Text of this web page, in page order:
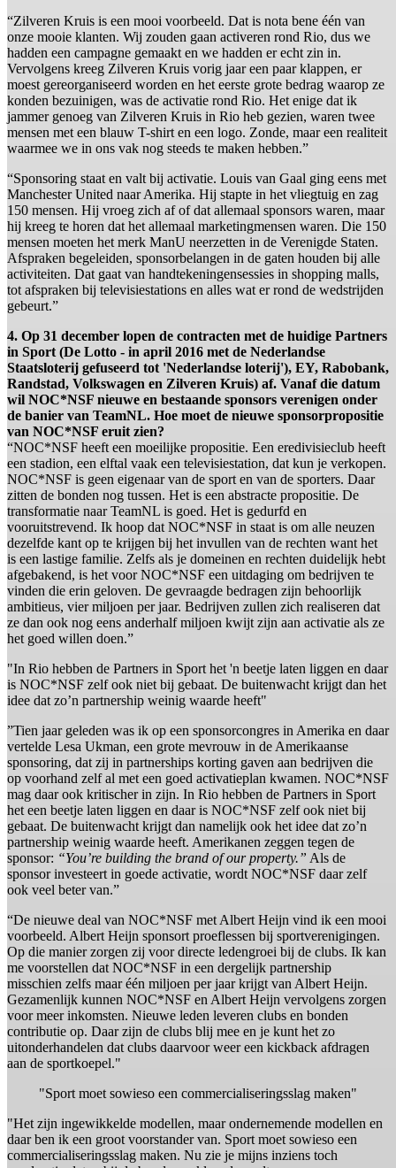
“Zilveren Kruis is een mooi voorbeeld. Dat is nota bene één van
onze mooie klanten. Wij zouden gaan activeren rond Rio, dus we
hadden een campagne gemaakt en we hadden er echt zin in.
Vervolgens kreeg Zilveren Kruis vorig jaar een paar klappen, er
moest gereorganiseerd worden en het eerste grote bedrag waarop ze
konden bezuinigen, was de activatie rond Rio. Het enige dat ik
jammer genoeg van Zilveren Kruis in Rio heb gezien, waren twee
mensen met een blauw T-shirt en een logo. Zonde, maar een realiteit
waarmee we in ons vak nog steeds te maken hebben.”
“Sponsoring staat en valt bij activatie. Louis van Gaal ging eens met
Manchester United naar Amerika. Hij stapte in het vliegtuig en zag
150 mensen. Hij vroeg zich af of dat allemaal sponsors waren, maar
hij kreeg te horen dat het allemaal marketingmensen waren. Die 150
mensen moeten het merk ManU neerzetten in de Verenigde Staten.
Afspraken begeleiden, sponsorbelangen in de gaten houden bij alle
activiteiten. Dat gaat van handtekeningensessies in shopping malls,
tot afspraken bij televisiestations en alles wat er rond de wedstrijden
gebeurt.”
4. Op 31 december lopen de contracten met de huidige Partners
in Sport (De Lotto - in april 2016 met de Nederlandse
Staatsloterij gefuseerd tot 'Nederlandse loterij'), EY, Rabobank,
Randstad, Volkswagen en Zilveren Kruis) af. Vanaf die datum
wil NOC*NSF nieuwe en bestaande sponsors verenigen onder
de banier van TeamNL. Hoe moet de nieuwe sponsorpropositie
van NOC*NSF eruit zien?
“NOC*NSF heeft een moeilijke propositie. Een eredivisieclub heeft
een stadion, een elftal vaak een televisiestation, dat kun je verkopen.
NOC*NSF is geen eigenaar van de sport en van de sporters. Daar
zitten de bonden nog tussen. Het is een abstracte propositie. De
transformatie naar TeamNL is goed. Het is gedurfd en
vooruitstrevend. Ik hoop dat NOC*NSF in staat is om alle neuzen
dezelfde kant op te krijgen bij het invullen van de rechten want het
is een lastige familie. Zelfs als je domeinen en rechten duidelijk hebt
afgebakend, is het voor NOC*NSF een uitdaging om bedrijven te
vinden die erin geloven. De gevraagde bedragen zijn behoorlijk
ambitieus, vier miljoen per jaar. Bedrijven zullen zich realiseren dat
ze dan ook nog eens anderhalf miljoen kwijt zijn aan activatie als ze
het goed willen doen.”
"In Rio hebben de Partners in Sport het 'n beetje laten liggen en daar
is NOC*NSF zelf ook niet bij gebaat. De buitenwacht krijgt dan het
idee dat zo’n partnership weinig waarde heeft"
”Tien jaar geleden was ik op een sponsorcongres in Amerika en daar
vertelde Lesa Ukman, een grote mevrouw in de Amerikaanse
sponsoring, dat zij in partnerships korting gaven aan bedrijven die
op voorhand zelf al met een goed activatieplan kwamen. NOC*NSF
mag daar ook kritischer in zijn. In Rio hebben de Partners in Sport
het een beetje laten liggen en daar is NOC*NSF zelf ook niet bij
gebaat. De buitenwacht krijgt dan namelijk ook het idee dat zo’n
partnership weinig waarde heeft. Amerikanen zeggen tegen de
sponsor: “You’re building the brand of our property.” Als de
sponsor investeert in goede activatie, wordt NOC*NSF daar zelf
ook veel beter van.”
“De nieuwe deal van NOC*NSF met Albert Heijn vind ik een mooi
voorbeeld. Albert Heijn sponsort proeflessen bij sportverenigingen.
Op die manier zorgen zij voor directe ledengroei bij de clubs. Ik kan
me voorstellen dat NOC*NSF in een dergelijk partnership
misschien zelfs maar één miljoen per jaar krijgt van Albert Heijn.
Gezamenlijk kunnen NOC*NSF en Albert Heijn vervolgens zorgen
voor meer inkomsten. Nieuwe leden leveren clubs en bonden
contributie op. Daar zijn de clubs blij mee en je kunt het zo
uitonderhandelen dat clubs daarvoor weer een kickback afdragen
aan de sportkoepel."
"Sport moet sowieso een commercialiseringsslag maken"
"Het zijn ingewikkelde modellen, maar ondernemende modellen en
daar ben ik een groot voorstander van. Sport moet sowieso een
commercialiseringsslag maken. Nu zie je mijns inziens toch